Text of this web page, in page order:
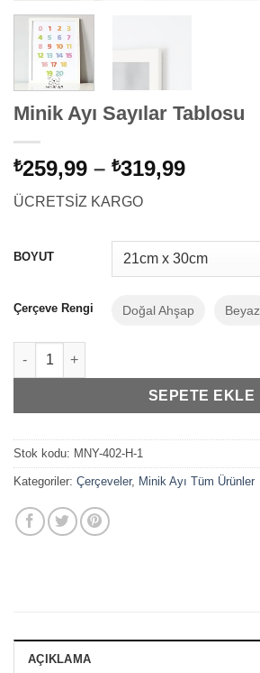
Minik Ayı Sayılar Tablosu
₺259,99 – ₺319,99Fiyat
₺319,99
ÜCRETSİZ KARGO
BOYUT
Çerçeve Rengi Doğal Ahşap Beyaz
Minik Ayı Sayılar Tablosu adet
SEPETE EKLE
Stok kodu: MNY-402-H-1
Kategoriler: Çerçeveler, Minik Ayı Tüm Ürünler
AÇIKLAMA